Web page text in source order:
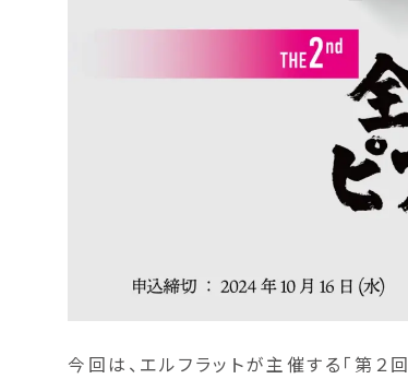
今回は、エルフラットが主催する「第２回